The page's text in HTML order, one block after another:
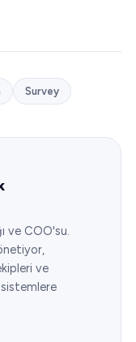
Survey
ve COO'su.
ve